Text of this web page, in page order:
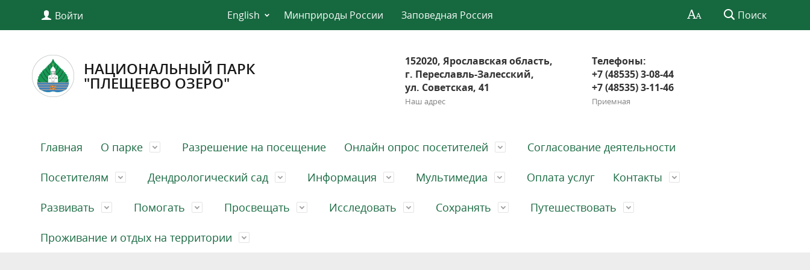
Войти English Минприроды России Заповедная Россия Поиск
НАЦИОНАЛЬНЫЙ ПАРК
"ПЛЕЩЕЕВО ОЗЕРО"
152020, Ярославская область,
г. Переславль-Залесский,
ул. Советская, 41
Наш адрес
Телефоны:
+7 (48535) 3-08-44
+7 (48535) 3-11-46
Приемная
Главная О парке Разрешение на посещение Онлайн опрос посетителей Согласование деятельности
Посетителям Дендрологический сад Информация Мультимедиа Оплата услуг Контакты
Развивать Помогать Просвещать Исследовать Сохранять Путешествовать
Проживание и отдых на территории